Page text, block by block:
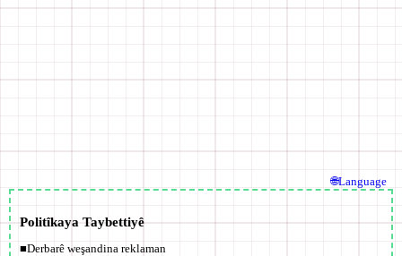
Politîkaya Taybettiyê
■Derbarê weşandina reklaman
🌐Language